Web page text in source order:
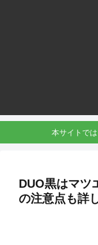
本サイトで
DUO黒はマツ
の注意点も詳